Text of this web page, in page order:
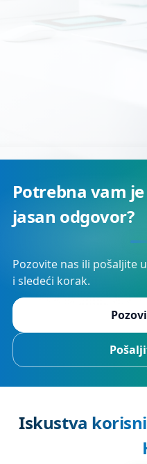
Potrebna vam
jasan odgovor?
Pozovite nas ili
i sledeći korak.
Iskustva